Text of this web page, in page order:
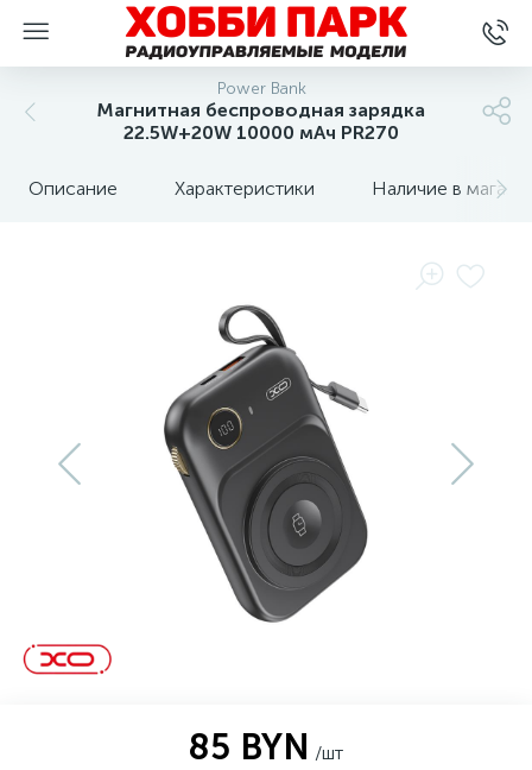
Power Bank
Магнитная беспроводная зарядка
22.5W+20W 10000 мАч PR270
Описание Характеристики Наличие в
85 BYN /шт